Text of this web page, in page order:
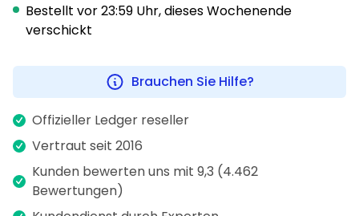
Bestellt vor 23:59 Uhr, dieses Wochenende
verschickt
Brauchen Sie Hilfe?
Offizieller Ledger reseller
Vertraut seit 2016
Kunden bewerten uns mit 9,3 (4.462
Bewertungen)